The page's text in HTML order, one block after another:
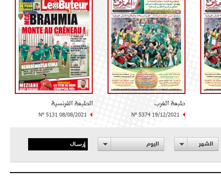
طبعة الغرب
N° 5374 19/12/2021
الطبعة الفرنسية
N° 5131 08/08/2021
الشهر اليوم إرسال